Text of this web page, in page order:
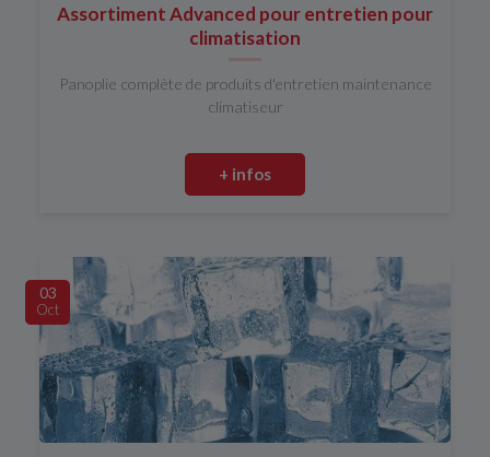
Assortiment Advanced pour entretien pour
climatisation
Panoplie complète de produits d'entretien maintenance
climatiseur
+ infos
03
Oct